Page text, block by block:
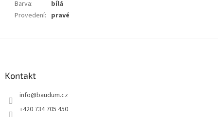
Barva:
bílá
Provedení: pravé
Kontakt
info@baudum.cz
+420 734 705 450